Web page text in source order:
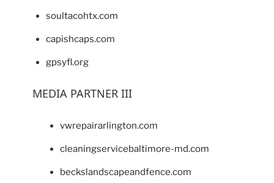
soultacohtx.com
capishcaps.com
gpsyfl.org
MEDIA PARTNER III
vwrepairarlington.com
cleaningservicebaltimore-md.com
beckslandscapeandfence.com